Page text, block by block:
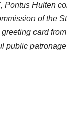
Hulten
of the
card
public